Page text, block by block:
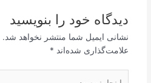
دیدگاه‌ خود را بنویسید
نشانی ایمیل شما منتشر نخواهد شد.
علامت‌گذاری شده‌اند *